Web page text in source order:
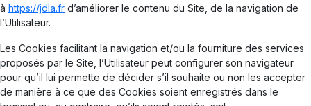
à https://jdla.fr d’améliorer le contenu du Site, de la navigation de
l’Utilisateur.
Les Cookies facilitant la navigation et/ou la fourniture des services
proposés par le Site, l’Utilisateur peut configurer son navigateur
pour qu’il lui permette de décider s’il souhaite ou non les accepter
de manière à ce que des Cookies soient enregistrés dans le